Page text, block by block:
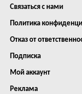
Связаться с нами
Политика
Отказ от
Подписка
Мой аккаунт
Реклама